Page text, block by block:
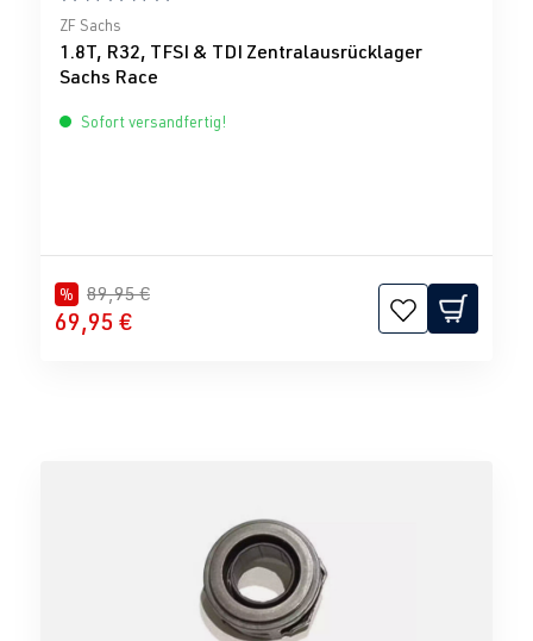
Durchschnittliche Bewertung von 5 von 5 Sternen
ZF Sachs
1.8T, R32, TFSI & TDI Zentralausrücklager
Sachs Race
Sofort versandfertig!
% 89,95 €
69,95 €